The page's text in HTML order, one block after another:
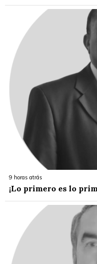
9 horas atrás
¡Lo primero es lo